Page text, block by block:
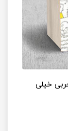
خیلی